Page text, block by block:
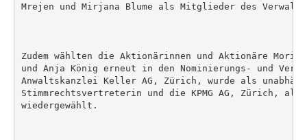
Mrejen und Mirjana Blume als Mitglieder des
Zudem wählten die Aktionärinnen und Aktionäre
und Anja König erneut in den Nominierungs- und
Anwaltskanzlei Keller AG, Zürich, wurde als
Stimmrechtsvertreterin und die KPMG AG, Zürich,
wiedergewählt.